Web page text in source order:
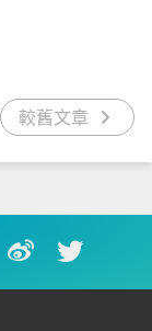
較舊文章